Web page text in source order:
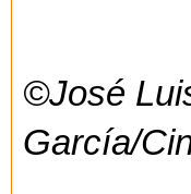
©José
García/